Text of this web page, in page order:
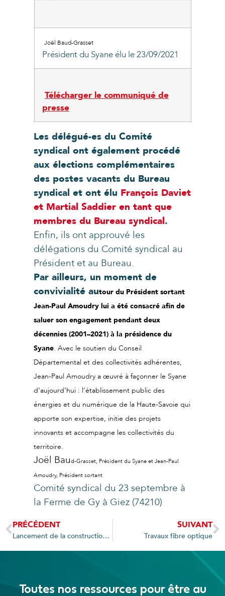
Joël Baud-Grasset
Président du Syane élu le 23/09/2021
Télécharger le communiqué de
presse
Les délégué-es du Comité
syndical ont également procédé
aux élections complémentaires
des postes vacants du Bureau
syndical et ont élu François Daviet
et Martial Saddier en tant que
membres du Bureau syndical.
Enfin, ils ont approuvé les
délégations du Comité syndical au
Président et au Bureau.
Par ailleurs, un moment de
convivialité autour du Président sortant
Jean-Paul Amoudry lui a été consacré afin de
saluer son engagement pendant deux
décennies (2001–2021) à la présidence du
Syane. Avec le soutien du Conseil
Départemental et des collectivités adhérentes,
Jean-Paul Amoudry a œuvré à façonner le Syane
d’aujourd’hui : l’établissement public des
énergies et du numérique de la Haute-Savoie qui
apporte son expertise, initie des projets
innovants et accompagne les collectivités du
territoire.
Joël Baud-Grasset, Président du Syane et Jean-Paul
Amoudry, Président sortant
Comité syndical du 23 septembre à
la Ferme de Gy à Giez (74210)
PRÉCÉDENT
Lancement de la construction de la chaufferie biomasse d’Ambilly/Ville-la-Grand
SUIVANT
Travaux fibre optique
Toutes nos ressources pour être au